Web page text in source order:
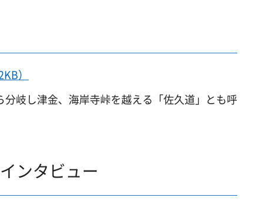
）
岐し津金、海岸寺峠を越える「佐久道」とも呼
ンタビュー